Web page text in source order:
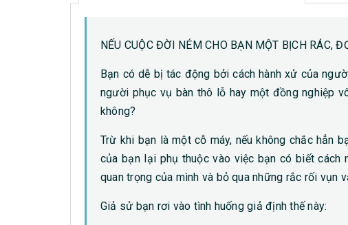
NẾU CUỘC ĐỜI NÉM CHO BẠN MỘT BỊCH RÁC,
Bạn có dễ bị tác động bởi cách hành xử của
người phục vụ bàn thô lỗ hay một đồng nghiệp
không?
Trừ khi bạn là một cỗ máy, nếu không chắc hẳn
của bạn lại phụ thuộc vào việc bạn có biết cách
quan trọng của mình và bỏ qua những rắc rối vụn
Giả sử bạn rơi vào tình huống giả định thế này: